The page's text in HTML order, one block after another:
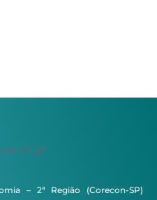
– 2ª Região (Corecon-SP)